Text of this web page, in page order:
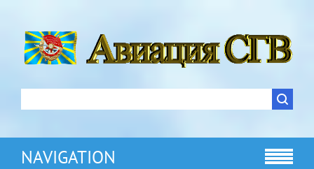
NAVIGATION